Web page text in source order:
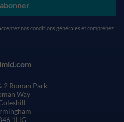
nos conditions générales et comprenez
2 Roman Park
Way
1HG